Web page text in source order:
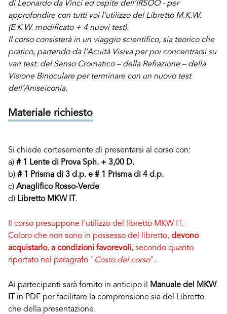
di Leonardo da Vinci ed ospite dell’IRSOO - per
approfondire con tutti voi l’utilizzo del Libretto M.K.W.
(E.K.W. modificato + 4 nuovi test).
Il corso consisterà in un viaggio scientifico, sia teorico che
pratico, partendo da l’Acuità Visiva per poi concentrarsi su
vari test: del Senso Cromatico – della Refrazione – della
Visione Binoculare per terminare con un nuovo test
dell’Aniseiconia.
Materiale richiesto
Si chiede cortesemente di presentarsi al corso con:
a) # 1 Lente di Prova Sph. + 3,00 D.
b) # 1 Prisma di 3 d.p. e # 1 Prisma di 4 d.p.
c) Anaglifico Rosso-Verde
d) Libretto MKW IT .
Il corso presuppone l'utilizzo del libretto MKW IT.
Coloro che non sono in possesso del libretto, devono
acquistarlo, a condizioni favorevoli, secondo quanto
riportato nel paragrafo " Costo del corso".
Ai partecipanti sarà fornito in anticipo il
Manuale del MKW
in PDF per facilitare la comprensione sia del Libretto
che della presentazione.